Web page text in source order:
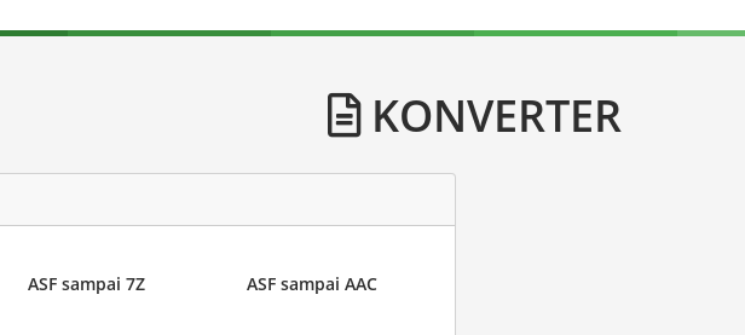
KONVERTER
ASF sampai 7Z ASF sampai AAC